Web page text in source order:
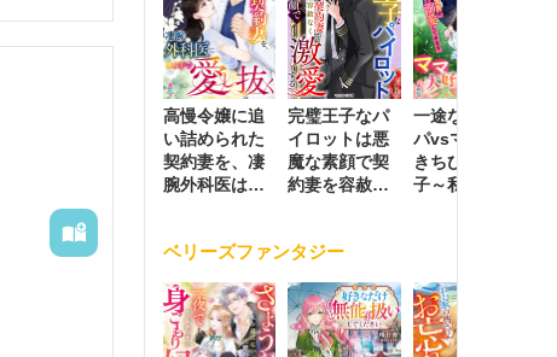
高慢令嬢に追
い詰められた
契約妻を、凄
腕外科医はこ
完璧王子なパ
イロットは悪
魔な素顔で契
約妻を容赦な
一途な社長パ
パvsママ大好
きちびっこ息
子～私を捨て
ベリーズファンタジー